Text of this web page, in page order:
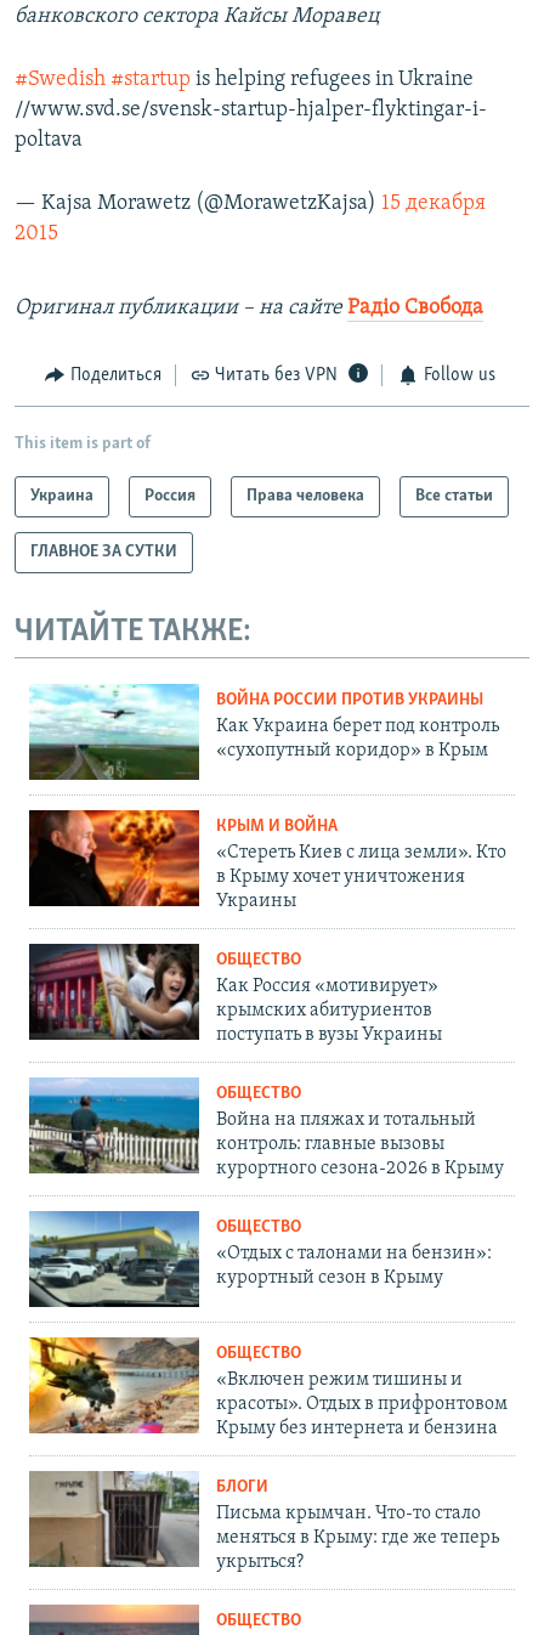
банковского сектора Кайсы Моравец
#Swedish #startup is helping refugees in Ukraine
//www.svd.se/svensk-startup-hjalper-flyktingar-i-
poltava
— Kajsa Morawetz (@MorawetzKajsa) 15 декабря
2015
Оригинал публикации – на сайте Радіо Свобода
Поделиться Читать без VPN Follow us
This item is part of
Украина Россия Права человека Все статьи
ГЛАВНОЕ ЗА СУТКИ
ЧИТАЙТЕ ТАКЖЕ:
ВОЙНА РОССИИ ПРОТИВ УКРАИНЫ
Как Украина берет под контроль
«сухопутный коридор» в Крым
КРЫМ И ВОЙНА
«Стереть Киев с лица земли». Кто
в Крыму хочет уничтожения
Украины
ОБЩЕСТВО
Как Россия «мотивирует»
крымских абитуриентов
поступать в вузы Украины
ОБЩЕСТВО
Война на пляжах и тотальный
контроль: главные вызовы
курортного сезона-2026 в Крыму
ОБЩЕСТВО
«Отдых с талонами на бензин»:
курортный сезон в Крыму
ОБЩЕСТВО
«Включен режим тишины и
красоты». Отдых в прифронтовом
Крыму без интернета и бензина
БЛОГИ
Письма крымчан. Что-то стало
меняться в Крыму: где же теперь
укрыться?
ОБЩЕСТВО